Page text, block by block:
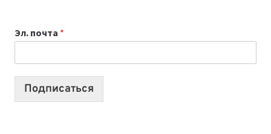
СОЗДАВАТЬ
ПРОДУКТЫ
Эл. почта *
Подписаться